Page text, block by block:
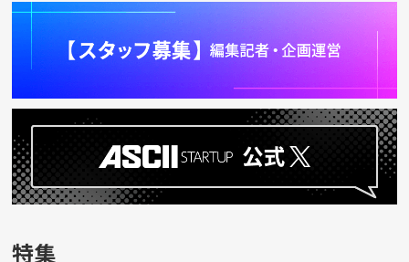
特集